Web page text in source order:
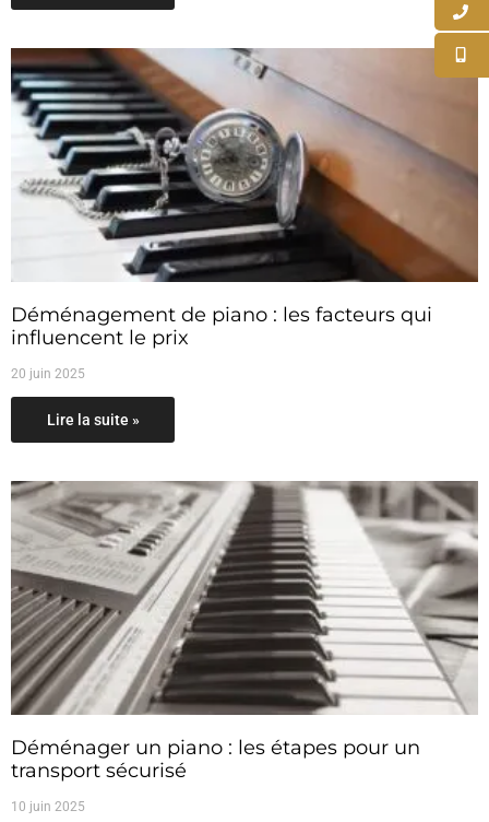
Déménagement de piano : les facteurs qui
influencent le prix
20 juin 2025
Lire la suite »
Déménager un piano : les étapes pour un
transport sécurisé
10 juin 2025